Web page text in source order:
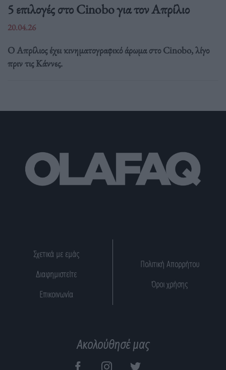
5 επιλογές στο Cinobo για τον Απρίλιο
20.04.26
Ο Απρίλιος έχει κινηματογραφικό άρωμα στο Cinobo, λίγο
πριν τις Κάννες.
Σχετικά με εμάς
Διαφημιστείτε
Επικοινωνία
Πολιτική Απορρήτου
Όροι χρήσης
Ακολούθησέ μας